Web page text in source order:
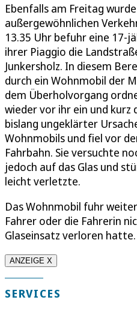
Ebenfalls am Freitag
außergewöhnlichen
13.35 Uhr befuhr eine 17-
ihrer Piaggio die
Junkersholz. In diesem
durch ein Wohnmobil der
dem Überholvorgang
wieder vor ihr ein und kurz
bislang ungeklärter
Wohnmobils und fiel vor
Fahrbahn. Sie versuchte
jedoch auf das Glas und
leicht verletzte.
Das Wohnmobil fuhr
Fahrer oder die Fahrerin
Glaseinsatz verloren hatte.
ANZEIGE X
SERVICES